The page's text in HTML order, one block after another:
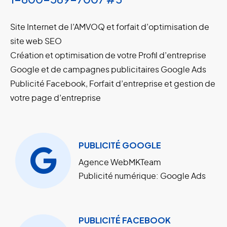
Site Internet de l’AMVOQ et forfait d’optimisation de
site web SEO
Création et optimisation de votre Profil d’entreprise
Google et de campagnes publicitaires Google Ads
Publicité Facebook, Forfait d’entreprise et gestion de
votre page d’entreprise
PUBLICITÉ GOOGLE
Agence WebMKTeam
Publicité numérique: Google Ads
PUBLICITÉ FACEBOOK